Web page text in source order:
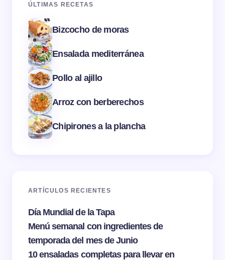
ÚLTIMAS RECETAS
Bizcocho de moras
Ensalada mediterránea
Pollo al ajillo
Arroz con berberechos
Chipirones a la plancha
ARTÍCULOS RECIENTES
Día Mundial de la Tapa
Menú semanal con ingredientes de
temporada del mes de Junio
10 ensaladas completas para llevar en